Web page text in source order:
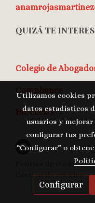
QUIZÁ TE
Colegio de
Compliance
Herencias
Política de cookies
Gestión de cookies
Utilizamos cookies
datos estadísticos
usuarios y mejorar
configurar tus
“Configurar” o
Configurar